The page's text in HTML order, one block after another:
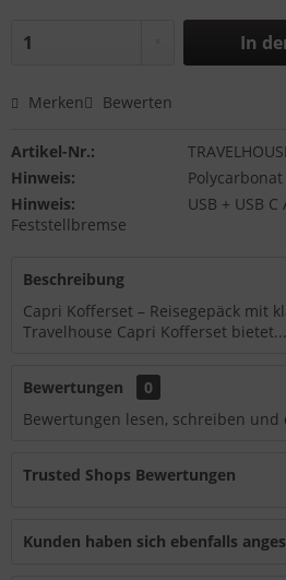
In
Merken Bewerten
Artikel-Nr.:
Hinweis:
Hinweis:
USB + USB
Feststellbremse
Beschreibung
Capri Kofferset – Reisegepäck mit
Travelhouse Capri Kofferset bietet...
Bewertungen
0
Bewertungen lesen, schreiben und
Trusted Shops Bewertungen
Kunden haben sich ebenfalls